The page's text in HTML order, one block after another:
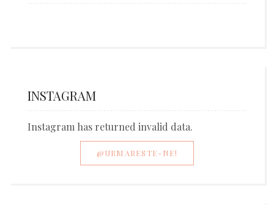
INSTAGRAM
Instagram has returned invalid data.
@URMARESTE-NE!